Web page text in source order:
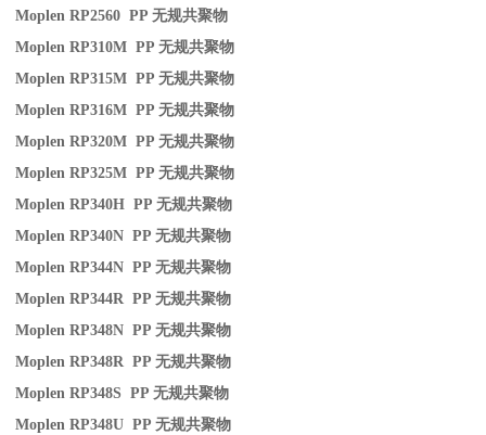
Moplen RP2560 PP无规共聚物
Moplen RP310M PP无规共聚物
Moplen RP315M PP无规共聚物
Moplen RP316M PP无规共聚物
Moplen RP320M PP无规共聚物
Moplen RP325M PP无规共聚物
Moplen RP340H PP无规共聚物
Moplen RP340N PP无规共聚物
Moplen RP344N PP无规共聚物
Moplen RP344R PP无规共聚物
Moplen RP348N PP无规共聚物
Moplen RP348R PP无规共聚物
Moplen RP348S PP无规共聚物
Moplen RP348U PP无规共聚物